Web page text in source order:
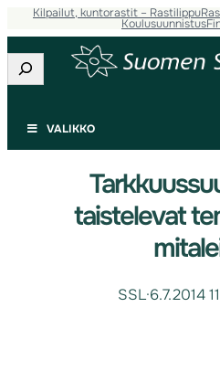
Kilpailut, kuntorastit – Rastilippu
Koulusuunnistus
Etsi
VALIKKO
taistelevat
SSL·6.7.2014